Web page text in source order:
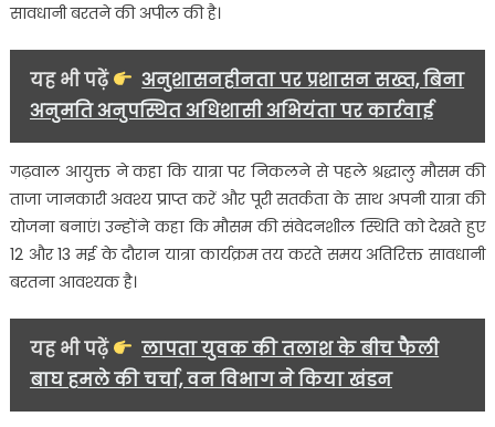
अपडेट
लेने
की
सलाह
सावधानी बरतने की अपील की है।
यह भी पढ़ें
अनुशासनहीनता पर प्रशासन सख्त, बिना
अनुमति अनुपस्थित अधिशासी अभियंता पर कार्रवाई
गढ़वाल आयुक्त ने कहा कि यात्रा पर निकलने से पहले श्रद्धालु मौसम की
ताजा जानकारी अवश्य प्राप्त करें और पूरी सतर्कता के साथ अपनी यात्रा की
योजना बनाएं। उन्होंने कहा कि मौसम की संवेदनशील स्थिति को देखते हुए
12 और 13 मई के दौरान यात्रा कार्यक्रम तय करते समय अतिरिक्त सावधानी
बरतना आवश्यक है।
यह भी पढ़ें
लापता युवक की तलाश के बीच फैली
बाघ हमले की चर्चा, वन विभाग ने किया खंडन